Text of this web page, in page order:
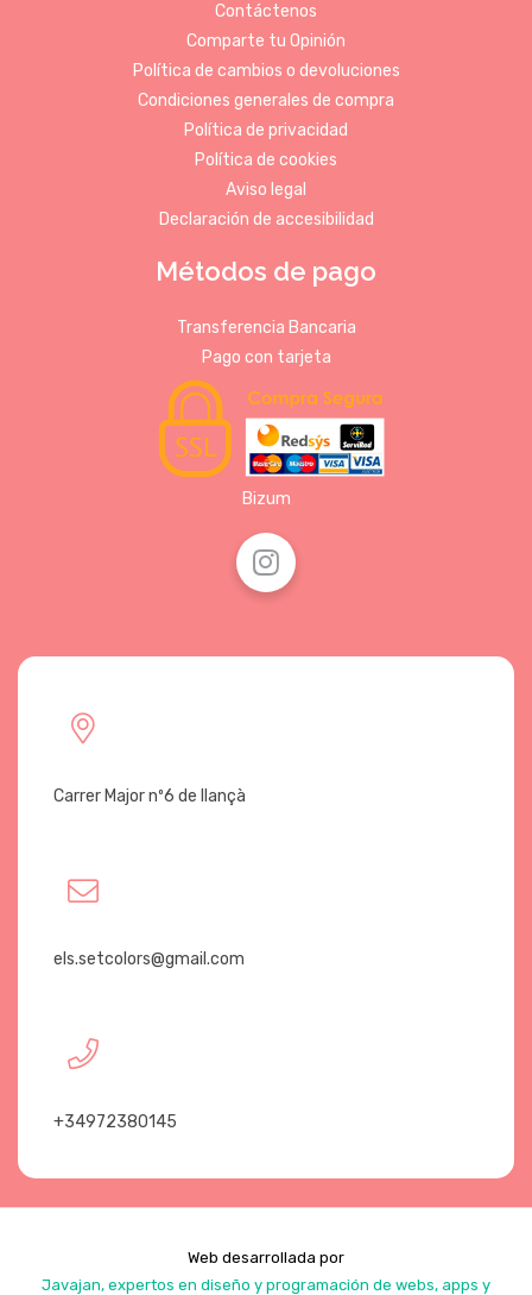
Contáctenos
Comparte tu Opinión
Política de cambios o devoluciones
Condiciones generales de compra
Política de privacidad
Política de cookies
Aviso legal
Declaración de accesibilidad
Métodos de pago
Transferencia Bancaria
Pago con tarjeta
Bizum
Carrer Major nº6 de llançà
els.setcolors@gmail.com
+34972380145
Web desarrollada por
Javajan, expertos en diseño y programación de webs, apps y